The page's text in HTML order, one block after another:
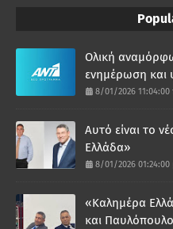
Ολική
ενημέρωση και
8/01/2026 11:04:00
Αυτό είναι το
Ελλάδα»
8/01/2026 01:24:00
«Καλημέρα
και